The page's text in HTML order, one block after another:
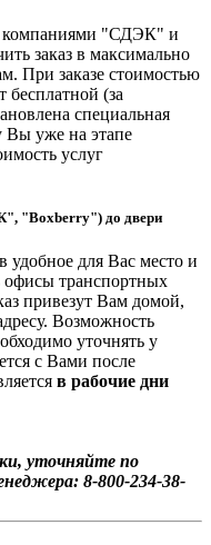
компаниями "СДЭК" и
заказ в максимально
При заказе стоимостью
бесплатной (за
специальная
Вы уже на этапе
услуг
"Boxberry") до двери
удобное для Вас место и
офисы транспортных
привезут Вам домой,
Возможность
уточнять у
с Вами после
в рабочие дни
уточняйте по
8-800-234-38-